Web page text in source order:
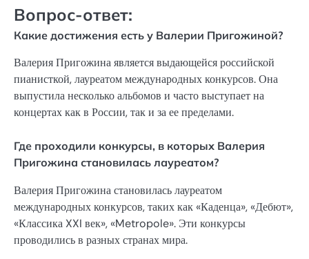
Вопрос-ответ:
Какие достижения есть у Валерии Пригожиной?
Валерия Пригожина является выдающейся российской
пианисткой, лауреатом международных конкурсов. Она
выпустила несколько альбомов и часто выступает на
концертах как в России, так и за ее пределами.
Где проходили конкурсы, в которых Валерия
Пригожина становилась лауреатом?
Валерия Пригожина становилась лауреатом
международных конкурсов, таких как «Каденца», «Дебют»,
«Классика XXI век», «Metropole». Эти конкурсы
проводились в разных странах мира.